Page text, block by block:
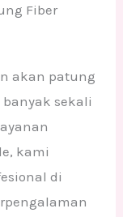
Fiber
akan patung
sekali
kami
di